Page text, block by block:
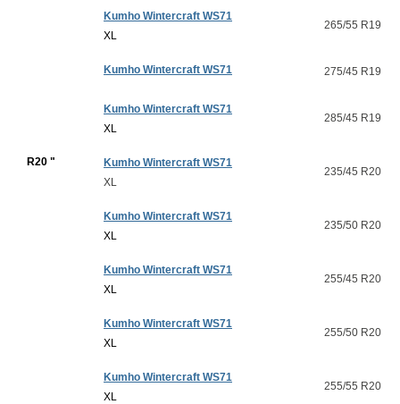
Kumho Wintercraft WS71
XL
265/55 R19
Kumho Wintercraft WS71 275/45 R19
Kumho Wintercraft WS71
XL
285/45 R19
R20 "
Kumho Wintercraft WS71
XL
235/45 R20
Kumho Wintercraft WS71
XL
235/50 R20
Kumho Wintercraft WS71
XL
255/45 R20
Kumho Wintercraft WS71
XL
255/50 R20
Kumho Wintercraft WS71
XL
255/55 R20